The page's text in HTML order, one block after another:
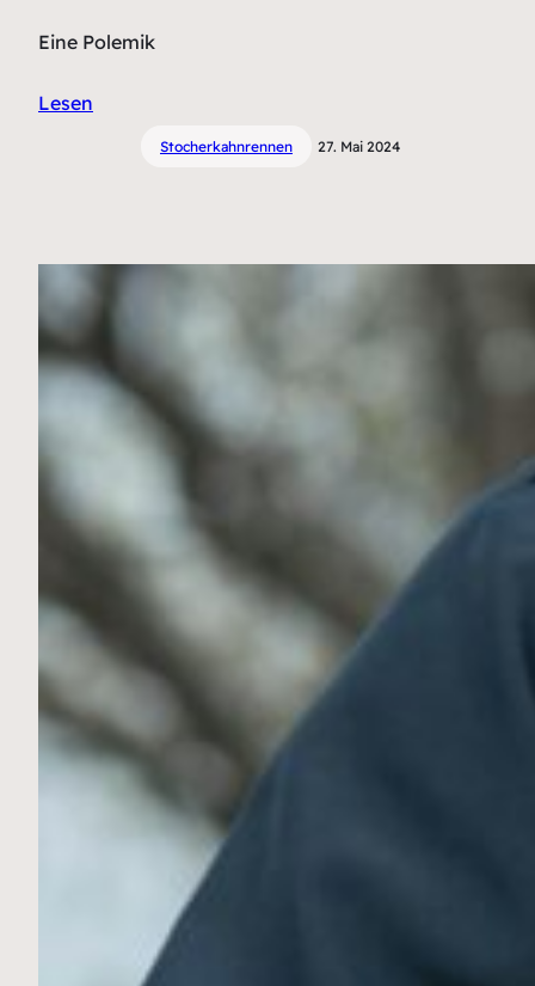
Eine Polemik
Lesen
Stocherkahnrennen 27. Mai 2024